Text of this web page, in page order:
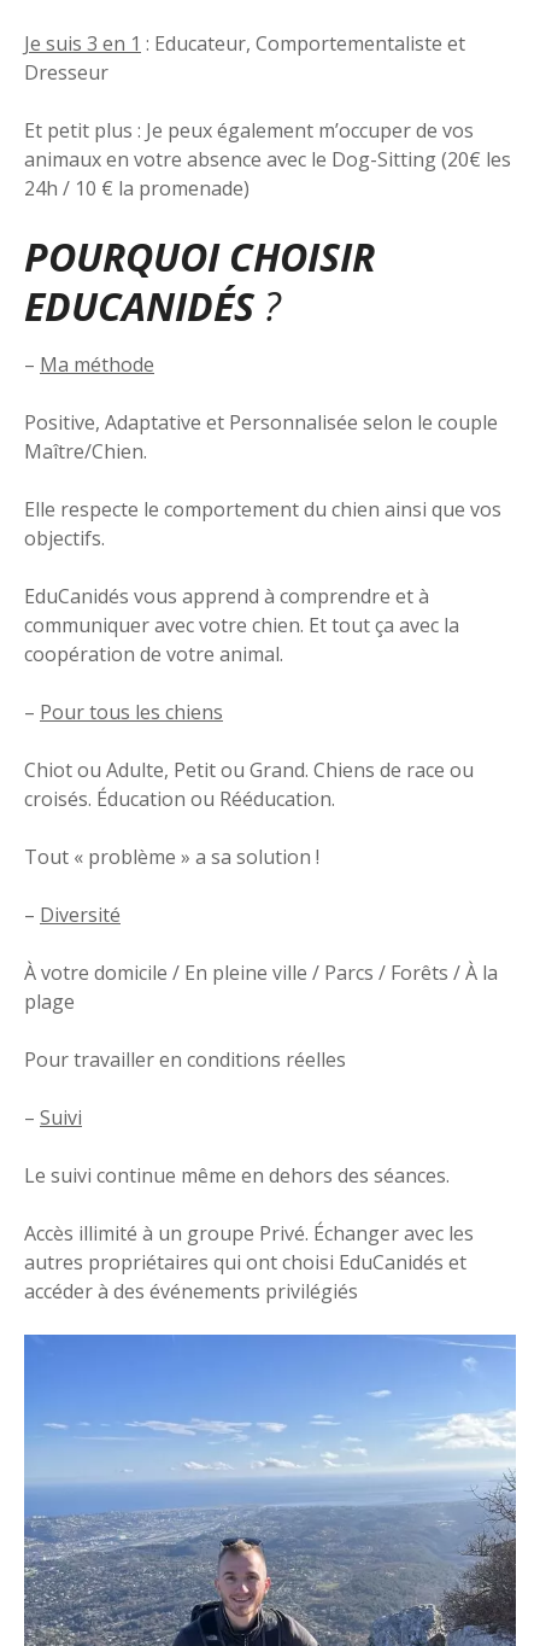
Je suis 3 en 1 : Educateur, Comportementaliste et
Dresseur
Et petit plus : Je peux également m’occuper de vos
animaux en votre absence avec le Dog-Sitting (20€ les
24h / 10 € la promenade)
POURQUOI CHOISIR
EDUCANIDÉS?
– Ma méthode
Positive, Adaptative et Personnalisée selon le couple
Maître/Chien.
Elle respecte le comportement du chien ainsi que vos
objectifs.
EduCanidés vous apprend à comprendre et à
communiquer avec votre chien. Et tout ça avec la
coopération de votre animal.
– Pour tous les chiens
Chiot ou Adulte, Petit ou Grand. Chiens de race ou
croisés. Éducation ou Rééducation.
Tout « problème » a sa solution !
– Diversité
À votre domicile / En pleine ville / Parcs / Forêts / À la
plage
Pour travailler en conditions réelles
– Suivi
Le suivi continue même en dehors des séances.
Accès illimité à un groupe Privé. Échanger avec les
autres propriétaires qui ont choisi EduCanidés et
accéder à des événements privilégiés